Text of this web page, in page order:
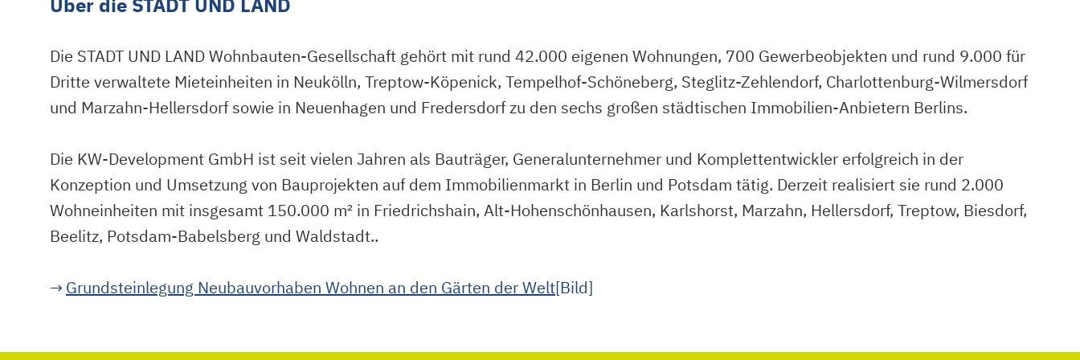
Die STADT UND LAND Wohnbauten-Gesellschaft gehört mit rund 42.000 eigenen Wohnungen, 700 Gewerbeobjekten und rund 9.000 für
Dritte verwaltete Mieteinheiten in Neukölln, Treptow-Köpenick, Tempelhof-Schöneberg, Steglitz-Zehlendorf, Charlottenburg-Wilmersdorf
und Marzahn-Hellersdorf sowie in Neuenhagen und Fredersdorf zu den sechs großen städtischen Immobilien-Anbietern Berlins.
Die KW-Development GmbH ist seit vielen Jahren als Bauträger, Generalunternehmer und Komplettentwickler erfolgreich in der
Konzeption und Umsetzung von Bauprojekten auf dem Immobilienmarkt in Berlin und Potsdam tätig. Derzeit realisiert sie rund 2.000
Wohneinheiten mit insgesamt 150.000 m² in Friedrichshain, Alt-Hohenschönhausen, Karlshorst, Marzahn, Hellersdorf, Treptow, Biesdorf,
Beelitz, Potsdam-Babelsberg und Waldstadt..
→ Grundsteinlegung Neubauvorhaben Wohnen an den Gärten der Welt[Bild]